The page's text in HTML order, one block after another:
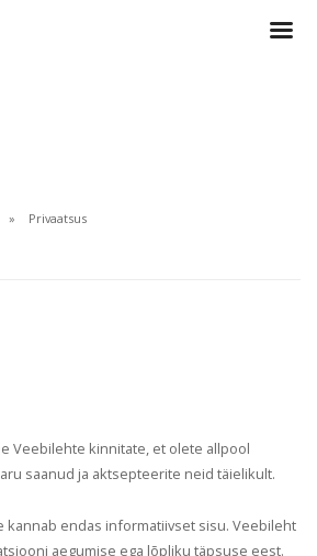
Privaatsus
Veebilehte kinnitate, et olete allpool
saanud ja aktsepteerite neid täielikult.
kannab endas informatiivset sisu. Veebileht
aegumise ega lõpliku täpsuse eest.